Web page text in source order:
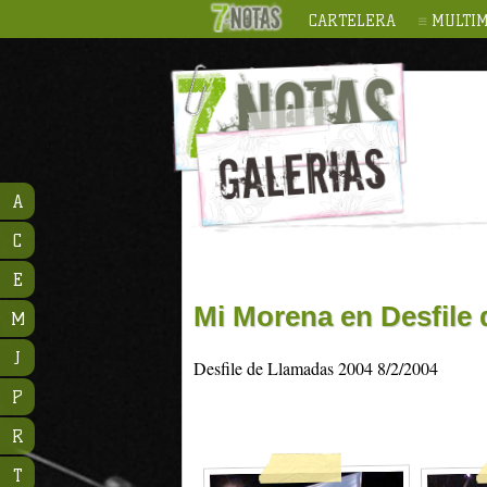
CARTELERA
Mi Morena en Desfile
Desfile de Llamadas 2004 8/2/2004
A
C
E
M
J
P
R
T